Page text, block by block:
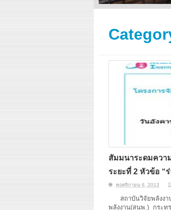
ERI conducts rigorous
demand of various
energy-consuming
have been used for …
สัมมนาระดมควา
ระยะที่ 2 หัวข้อ “
พฤศจิกายน 6, 2013
สถาบันวิจัยพลังงาน
พลังงาน(สนพ.) กระท